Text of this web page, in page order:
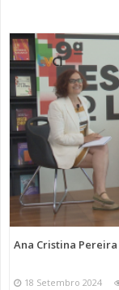
Ana Cristina Pereira
18 Setembro 2024